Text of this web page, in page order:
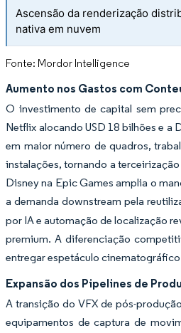
Ascensão da renderização
nativa em nuvem
Fonte: Mordor Intelligence
Aumento nos Gastos com
O investimento de capital sem
Netflix alocando USD 18 bilhões e a
em maior número de quadros,
instalações, tornando a
Disney na Epic Games amplia o
a demanda downstream pela
por IA e automação de localização
premium. A diferenciação
entregar espetáculo
Expansão dos Pipelines de
A transição do VFX de pós-
equipamentos de captura de